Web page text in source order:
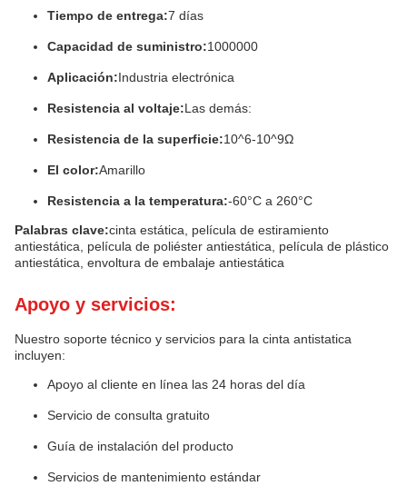
Tiempo de entrega:7 días
Capacidad de suministro:1000000
Aplicación:Industria electrónica
Resistencia al voltaje:Las demás:
Resistencia de la superficie:10^6-10^9Ω
El color:Amarillo
Resistencia a la temperatura:-60°C a 260°C
Palabras clave:cinta estática, película de estiramiento
antiestática, película de poliéster antiestática, película de plástico
antiestática, envoltura de embalaje antiestática
Apoyo y servicios:
Nuestro soporte técnico y servicios para la cinta antistatica
incluyen:
Apoyo al cliente en línea las 24 horas del día
Servicio de consulta gratuito
Guía de instalación del producto
Servicios de mantenimiento estándar